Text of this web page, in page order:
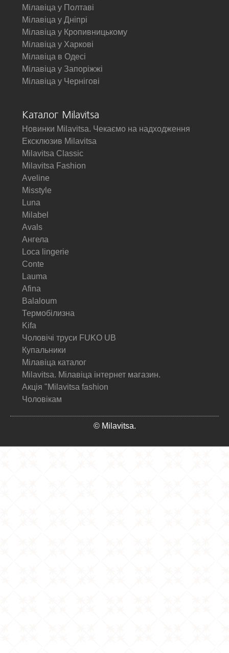
Мілавіца у Полтаві
Мілавіца у Дніпрі
Мілавіца у Кропивницькому
Мілавіца у Харкові
Мілавіца в Одесі
Мілавіца у Запоріжжі
Мілавіца у Чернігові
Каталог Milavitsa
Новинки Milavitsa. Чекаємо на надходження
Ексклюзив Milavitsa
Milavitsa Classic
Milavitsa Fashion
Aveline
Misstyle
Luna
Milabel
Avals
Ангела
Loca lingerie
Conte
Lauma
Afina
Balaloum
Термобілизна
Kifa
Чоловічі труси FUKO UB
Купальники
Мілавіца каталог
Milavitsa. Мілавіца інтернет магазин.
Акція "Milavitsa fashion
Чоловікам
© Milavitsa.